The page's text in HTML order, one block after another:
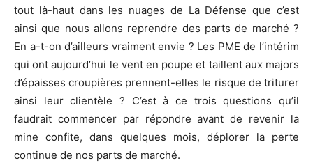
tout là-haut dans les nuages de La Défense que c’est
ainsi que nous allons reprendre des parts de marché ?
En a-t-on d’ailleurs vraiment envie ? Les PME de l’intérim
qui ont aujourd’hui le vent en poupe et taillent aux majors
d’épaisses croupières prennent-elles le risque de triturer
ainsi leur clientèle ? C’est à ce trois questions qu’il
faudrait commencer par répondre avant de revenir la
mine confite, dans quelques mois, déplorer la perte
continue de nos parts de marché.